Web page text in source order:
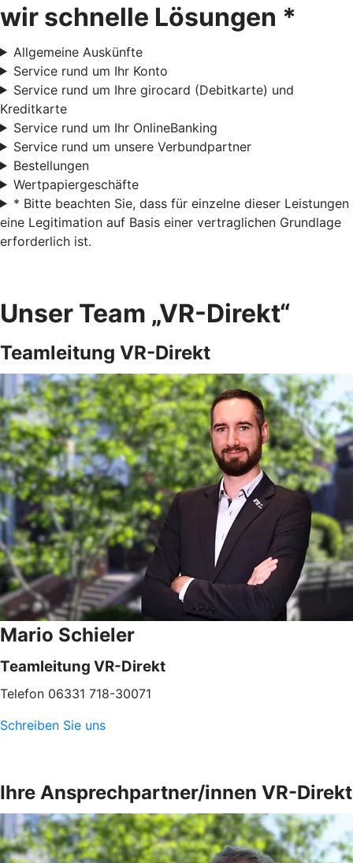
wir schnelle Lösungen *
Allgemeine Auskünfte
Service rund um Ihr Konto
Service rund um Ihre girocard (Debitkarte) und
Kreditkarte
Service rund um Ihr OnlineBanking
Service rund um unsere Verbundpartner
Bestellungen
Wertpapiergeschäfte
* Bitte beachten Sie, dass für einzelne dieser Leistungen
eine Legitimation auf Basis einer vertraglichen Grundlage
erforderlich ist.
Unser Team „VR-Direkt“
Teamleitung VR-Direkt
Mario Schieler
Teamleitung VR-Direkt
Telefon 06331 718-30071
Schreiben Sie uns
Ihre Ansprechpartner/innen VR-Direkt